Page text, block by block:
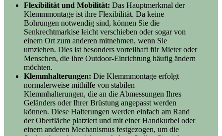
Flexibilität und Mobilität: Das Hauptmerkmal der
Klemmmontage ist ihre Flexibilität. Da keine
Bohrungen notwendig sind, können Sie die
Senkrechtmarkise leicht verschieben oder sogar von
einem Ort zum anderen mitnehmen, wenn Sie
umziehen. Dies ist besonders vorteilhaft für Mieter oder
Menschen, die ihre Outdoor-Einrichtung häufig ändern
möchten.
Klemmhalterungen: Die Klemmmontage erfolgt
normalerweise mithilfe von stabilen
Klemmhalterungen, die an die Abmessungen Ihres
Geländers oder Ihrer Brüstung angepasst werden
können. Diese Halterungen werden einfach am Rand
der Oberfläche platziert und mit einer Handkurbel oder
einem anderen Mechanismus festgezogen, um die